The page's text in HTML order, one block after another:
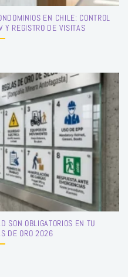
EN CHILE: CONTROL
Y REGISTRO DE VISITAS
SON OBLIGATORIOS EN TU
DE ORO 2026